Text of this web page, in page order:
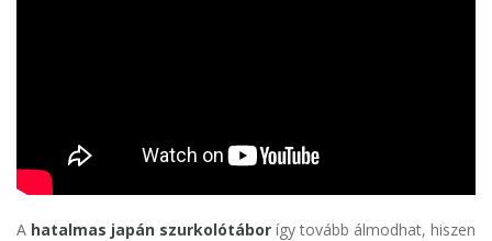
A hatalmas japán szurkolótábor így tovább álmodhat, hiszen